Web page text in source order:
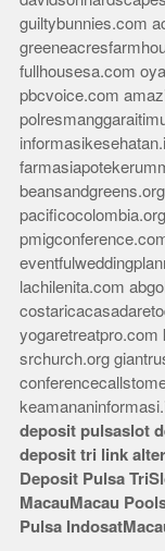
guiltybunnies.com
fullhousesa.com
pbcvoice.com
beansandgreens.org
pacificocolombia.org
lachilenita.com
yogaretreatpro.com
srchurch.org
deposit pulsaslot
deposit tri link
Deposit Pulsa Tri
MacauMacau
Pulsa Indosat